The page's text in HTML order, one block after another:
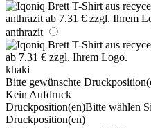
anthrazit
khaki
Bitte gewünschte
Kein Aufdruck
Druckposition(en)Bitte wählen
Druckposition(en)